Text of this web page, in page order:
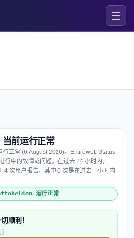
前运行正常
行正常 (6 August 2026)。Entireweb Status
行中的故障或问题。在过去 24 小时内，
4 次用户报告，其中 0 次是在过去一小时内
运行正常
顺利！